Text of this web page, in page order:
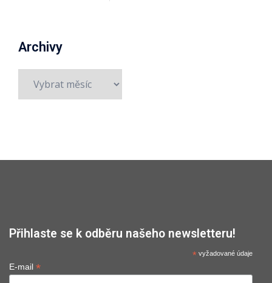
Archivy
Přihlaste se k odběru našeho newsletteru!
* vyžadované údaje
E-mail *